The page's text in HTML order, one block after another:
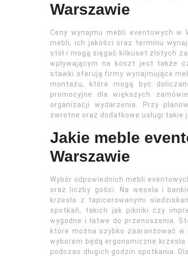
Warszawie
Ceny wynajmu mebli eventowych
mebli, ich jakości oraz terminu
stół i mogą sięgać kilkuset złotych
wpływającym na koszt jest także
stawki oferują firmy wynajmujące
montażu, które mogą być
promocyjne dla większych
organizacji wydarzenia. Przy
zwrotne oraz dodatkowe usługi takie
Jakie meble
Warszawie
Wybór odpowiednich mebli
oraz liczby gości. Na wesela i
krzesła z tapicerowanymi
spotkań, takich jak pikniki czy
wygodne i łatwe do przenoszenia.
które można szybko zaaranżować
wyborem będą ergonomiczne
podczas długich godzin spotkania.